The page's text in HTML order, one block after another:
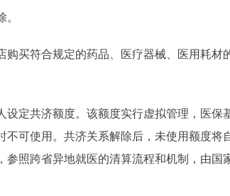
买符合规定的药品、医疗器械、医用耗材
定共济额度。该额度实行虚拟管理，医保
可使用。共济关系解除后，未使用额度将
照跨省异地就医的清算流程和机制，由国